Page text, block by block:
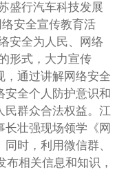
盛行汽车科技发展
安全宣传教育活
安全为人民、网络
形式，大力宣传
，通过讲解网络安全
安全个人防护意识和
民群众合法权益。江
壮强现场领学《网
时，利用微信群、
相关信息和知识，